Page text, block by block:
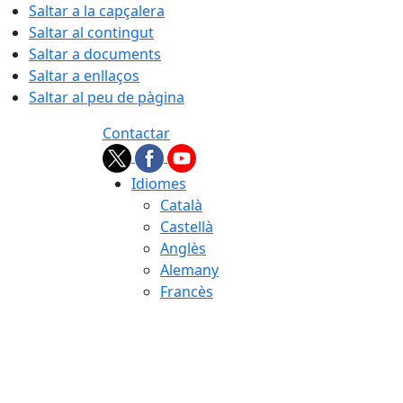
Saltar a la capçalera
Saltar al contingut
Saltar a documents
Saltar a enllaços
Saltar al peu de pàgina
Contactar
Idiomes
Català
Castellà
Anglès
Alemany
Francès